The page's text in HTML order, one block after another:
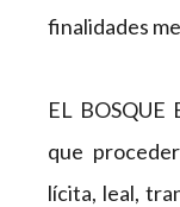
finalidades
EL BOSQUE
que
lícita, leal,